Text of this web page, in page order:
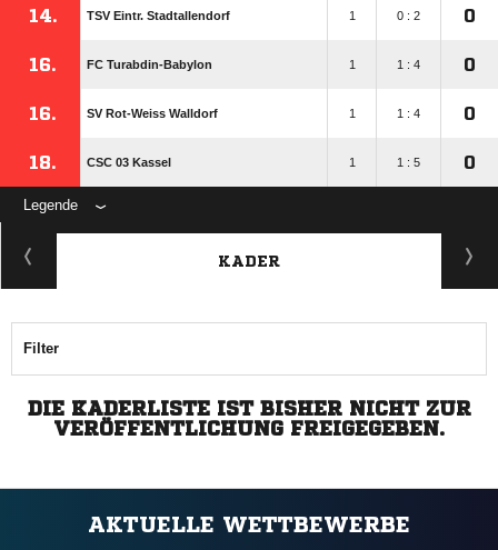
14. TSV Eintr. Stadtallendorf 1 0 : 2 0
16. FC Turabdin-Babylon 1 1 : 4 0
16. SV Rot-Weiss Walldorf 1 1 : 4 0
18. CSC 03 Kassel 1 1 : 5 0
Legende
KADER
Filter
DIE KADERLISTE IST BISHER NICHT ZUR
VERÖFFENTLICHUNG FREIGEGEBEN.
AKTUELLE WETTBEWERBE